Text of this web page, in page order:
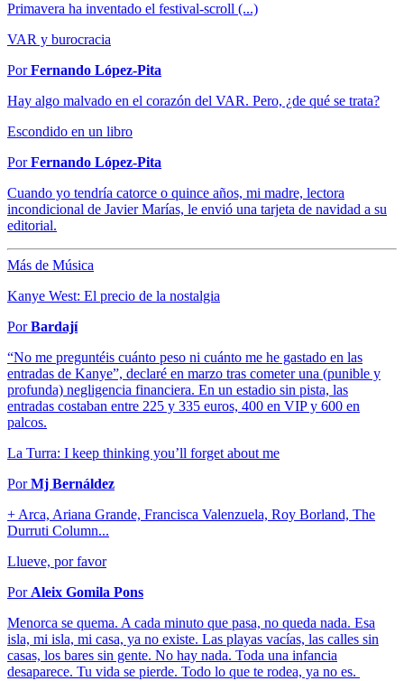
Primavera ha inventado el festival-scroll (...)
VAR y burocracia
PorFernando López-Pita
Hay algo malvado en el corazón del VAR. Pero, ¿de qué se trata?
Escondido en un libro
PorFernando López-Pita
Cuando yo tendría catorce o quince años, mi madre, lectora
incondicional de Javier Marías, le envió una tarjeta de navidad a su
editorial.
Más de Música
Kanye West: El precio de la nostalgia
PorBardají
“No me preguntéis cuánto peso ni cuánto me he gastado en las
entradas de Kanye”, declaré en marzo tras cometer una (punible y
profunda) negligencia financiera. En un estadio sin pista, las
entradas costaban entre 225 y 335 euros, 400 en VIP y 600 en
palcos.
La Turra: I keep thinking you’ll forget about me
PorMj Bernáldez
+ Arca, Ariana Grande, Francisca Valenzuela, Roy Borland, The
Durruti Column...
Llueve, por favor
Por Aleix Gomila Pons
Menorca se quema. A cada minuto que pasa, no queda nada. Esa
isla, mi isla, mi casa, ya no existe. Las playas vacías, las calles sin
casas, los bares sin gente. No hay nada. Toda una infancia
desaparece. Tu vida se pierde. Todo lo que te rodea, ya no es.